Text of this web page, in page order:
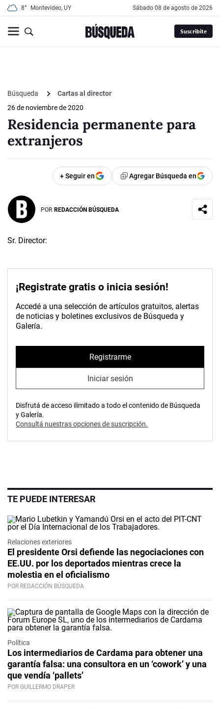
8° Montevideo, UY sábado 08 de agosto de 2026
Suscribite
Búsqueda
Cartas al director
26 de noviembre de 2020
Residencia permanente para
extranjeros
+ Seguir en Agregar Búsqueda en
POR REDACCIÓN BÚSQUEDA
Sr. Director:
¡Registrate gratis o inicia sesión!
Accedé a una selección de artículos gratuitos, alertas
de noticias y boletines exclusivos de Búsqueda y
Galería.
Registrarme
Iniciar sesión
Disfrutá de acceso ilimitado a todo el contenido de Búsqueda
y Galería.
Consultá nuestras opciones de suscripción.
TE PUEDE INTERESAR
Relaciones exteriores
El presidente Orsi defiende las negociaciones con
EE.UU. por los deportados mientras crece la
molestia en el oficialismo
POR REDACCIÓN BÚSQUEDA
Política
Los intermediarios de Cardama para obtener una
garantía falsa: una consultora en un ‘cowork’ y una
que vendía ‘pallets’
POR GUILLERMO DRAPER